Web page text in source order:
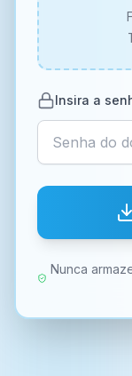
Insira a
Nunca